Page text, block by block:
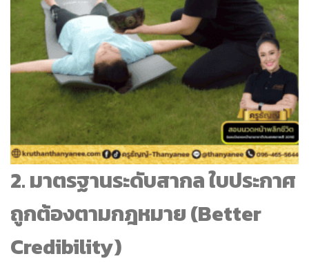
2. มาตรฐานระดับสากล ใบประกาศ
ถูกต้องตามกฎหมาย (Better
Credibility)